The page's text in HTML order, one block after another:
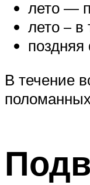
лето —
лето – в
В течение